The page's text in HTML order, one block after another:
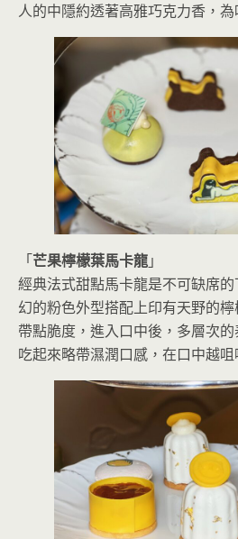
人的中隱約透著高雅巧克力香，為
「芒果檸檬葉馬卡龍」
經典法式甜點馬卡龍是不可缺席
幻的粉色外型搭配上印有天野的
帶點脆度，進入口中後，多層次
吃起來略帶濕潤口感，在口中越咀